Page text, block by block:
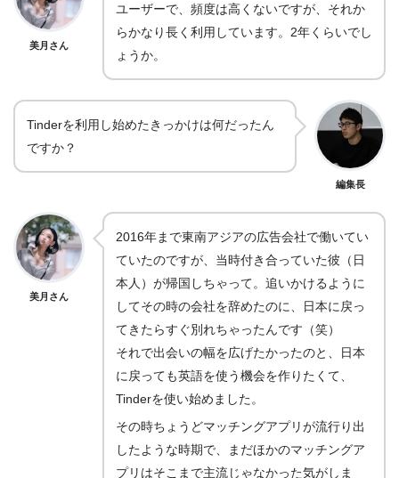
美月さん
ユーザーで、頻度は高くないですが、それか
らかなり長く利用しています。2年くらいでし
ょうか。
Tinderを利用し始めたきっかけは何だったん
ですか？
編集長
美月さん
2016年まで東南アジアの広告会社で働いてい
ていたのですが、当時付き合っていた彼（日
本人）が帰国しちゃって。追いかけるように
してその時の会社を辞めたのに、日本に戻っ
てきたらすぐ別れちゃったんです（笑）
それで出会いの幅を広げたかったのと、日本
に戻っても英語を使う機会を作りたくて、
Tinderを使い始めました。
その時ちょうどマッチングアプリが流行り出
したような時期で、まだほかのマッチングア
プリはそこまで主流じゃなかった気がしま